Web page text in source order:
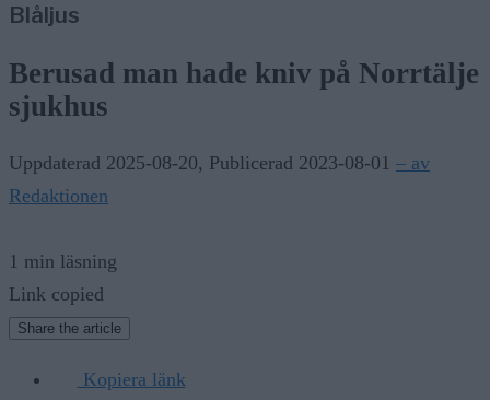
Blåljus
Berusad man hade kniv på Norrtälje
sjukhus
Uppdaterad 2025-08-20, Publicerad 2023-08-01 – av
Redaktionen
1 min läsning
Link copied
Share the article
Kopiera länk